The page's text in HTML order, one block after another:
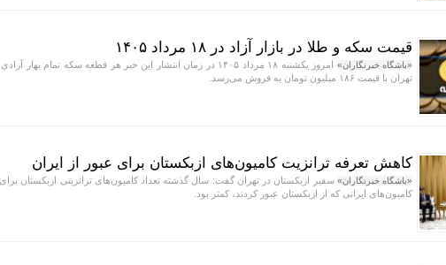
قیمت سکه و طلا در بازار آزاد در ۱۸ مرداد ۱۴۰۵
«باشگاه خبرنگاران»
امروز یکشنبه ۱۸ مرداد ۱۴۰۵ در زمان انتشار این خبر هر قطعه سکه تمام
تهران با قیمت ۱۸۶ میلیون تومان به فروش می‌رسد.
کاهش تعرفه ترانزیت کامیون‌های ازبکستان برای عبور از ایران
«باشگاه خبرنگاران» سفیر ازبکستان در تهران گفت: سال گذشته تعداد کامیون‌های ترانزیتی ازبکستان
کامیون‌های ایرانی که از ازبکستان عبور کردند، کمتر بود.